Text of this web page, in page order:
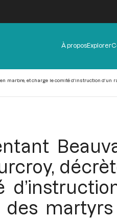
Menu
de
À proposExplorer
marbre, et charge le comité d’instruction d’un
des